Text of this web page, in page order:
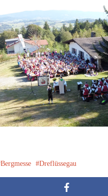
Bergmesse Dreflüssegau